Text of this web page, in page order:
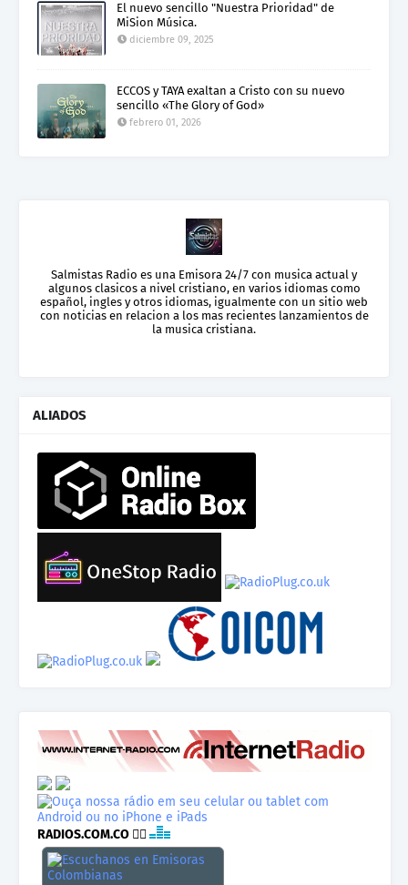
El nuevo sencillo "Nuestra Prioridad" de
MiSion Música.
diciembre 09, 2025
ECCOS y TAYA exaltan a Cristo con su nuevo
sencillo «The Glory of God»
febrero 01, 2026
Salmistas Radio es una Emisora 24/7 con musica actual y
algunos clasicos a nivel cristiano, en varios idiomas como
español, ingles y otros idiomas, igualmente con un sitio web
con noticias en relacion a los mas recientes lanzamientos de
la musica cristiana.
ALIADOS
RADIOS.COM.CO 👉🏾